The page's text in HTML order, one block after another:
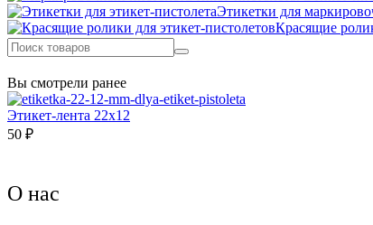
Этикетки для
Красящие
Вы смотрели ранее
Этикет-лента 22х12
50 ₽
О нас